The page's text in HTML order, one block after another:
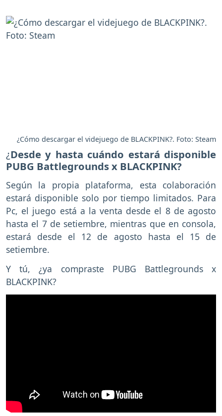
¿Cómo descargar el videjuego de BLACKPINK?. Foto: Steam
¿Desde y hasta cuándo estará disponible
PUBG Battlegrounds x BLACKPINK?
Según la propia plataforma, esta colaboración
estará disponible solo por tiempo limitados. Para
Pc, el juego está a la venta desde el 8 de agosto
hasta el 7 de setiembre, mientras que en consola,
estará desde el 12 de agosto hasta el 15 de
setiembre.
Y tú, ¿ya compraste PUBG Battlegrounds x
BLACKPINK?